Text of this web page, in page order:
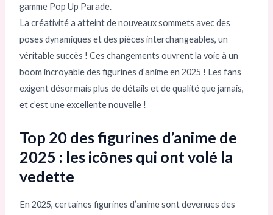
gamme Pop Up Parade.
La créativité a atteint de nouveaux sommets avec des
poses dynamiques et des pièces interchangeables, un
véritable succès ! Ces changements ouvrent la voie à un
boom incroyable des figurines d’anime en 2025 ! Les fans
exigent désormais plus de détails et de qualité que jamais,
et c’est une excellente nouvelle !
Top 20 des figurines d’anime de
2025 : les icônes qui ont volé la
vedette
En 2025, certaines figurines d’anime sont devenues des